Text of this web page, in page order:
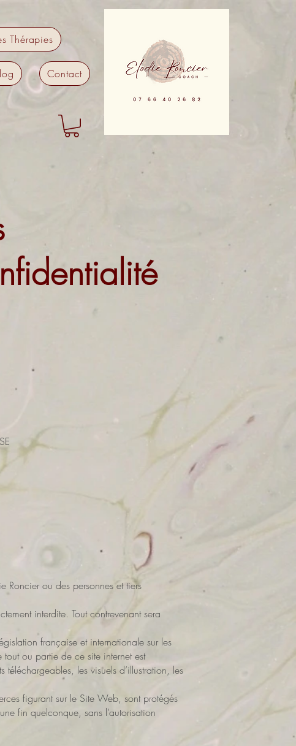
Thérapies
Contact
Roncier ou des personnes et tiers
interdite. Tout contrevenant sera
française et internationale sur les
ou partie de ce site internet est
téléchargeables, les visuels d’illustration, les
figurant sur le Site Web, sont protégés
fin quelconque, sans l’autorisation